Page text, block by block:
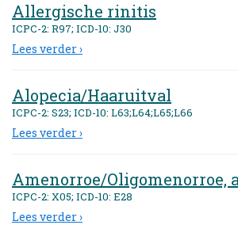
Allergische rinitis
ICPC-2: R97; ICD-10: J30
Lees verder ›
Alopecia/Haaruitval
ICPC-2: S23; ICD-10: L63;L64;L65;L66
Lees verder ›
Amenorroe/Oligomenorroe,
ICPC-2: X05; ICD-10: E28
Lees verder ›